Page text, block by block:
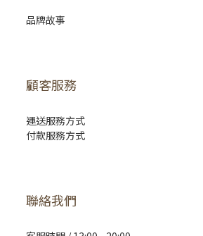
品牌故事
顧客服務
運送服務方式
付款服務方式
聯絡我們